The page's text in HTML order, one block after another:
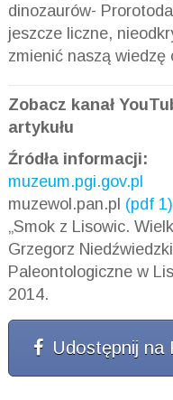
dinozaurów-
jeszcze liczne,
zmienić naszą wiedzę
Zobacz kanał
artykułu
Źródła informacji:
muzeum.pgi.gov.pl
muzewol.pan.pl (pdf 1)
„Smok z Lisowic.
Grzegorz
Paleontologiczne w
2014.
Udostępnij na